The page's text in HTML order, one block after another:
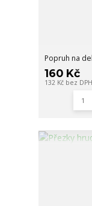
Popruh na
160 Kč
132 Kč bez DPH